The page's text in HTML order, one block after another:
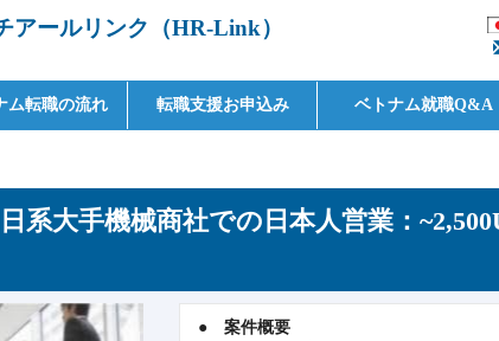
アールリンク（HR-Link）
ム転職の流れ 転職支援お申込み ベトナム就職Q&A
系大手機械商社での日本人営業：
●案件概要